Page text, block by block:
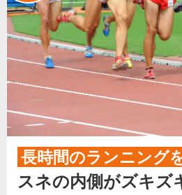
長時間のランニング
スネの内側がズキズ